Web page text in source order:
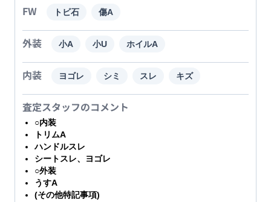
FW トビ石 傷A
外装 小A 小U ホイルA
内装 ヨゴレ シミ スレ キズ
査定スタッフのコメント
○内装
トリムA
ハンドルスレ
シートスレ、ヨゴレ
○外装
うすA
(その他特記事項)